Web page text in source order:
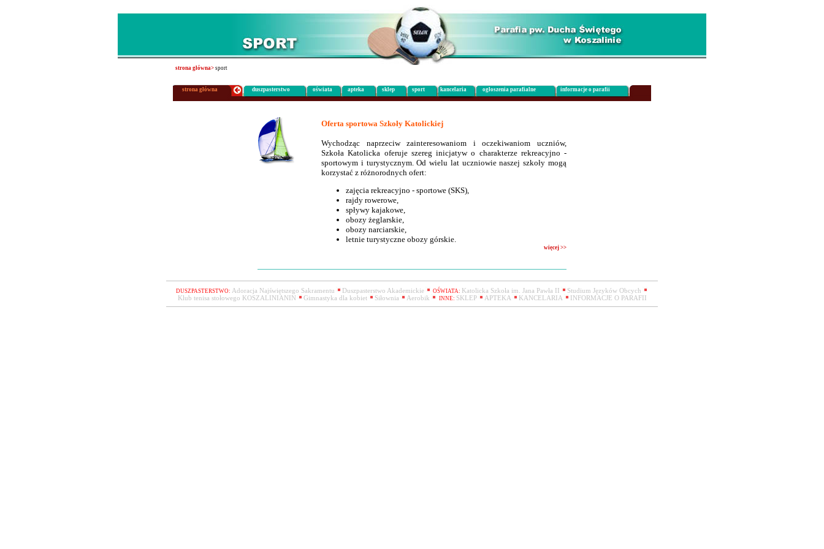
strona główna> sport
strona główna duszpasterstwo oświata apteka sklep sport kancelaria ogłoszenia parafialne informacje o parafii
Oferta sportowa Szkoły Katolickiej
Wychodząc naprzeciw zainteresowaniom i oczekiwaniom uczniów,
Szkoła Katolicka oferuje szereg inicjatyw o charakterze rekreacyjno -
sportowym i turystycznym. Od wielu lat uczniowie naszej szkoły mogą
korzystać z różnorodnych ofert:
zajęcia rekreacyjno - sportowe (SKS),
rajdy rowerowe,
spływy kajakowe,
obozy żeglarskie,
obozy narciarskie,
letnie turystyczne obozy górskie.
więcej >>
DUSZPASTERSTWO: Adoracja Najświętszego Sakramentu Duszpasterstwo Akademickie OŚWIATA: Katolicka Szkoła im. Jana Pawła II
Studium Języków Obcych
Klub tenisa stołowego KOSZALINIANIN
Gimnastyka dla kobiet Siłownia Aerobik INNE: SKLEP APTEKA KANCELARIA INFORMACJE O PARAFII